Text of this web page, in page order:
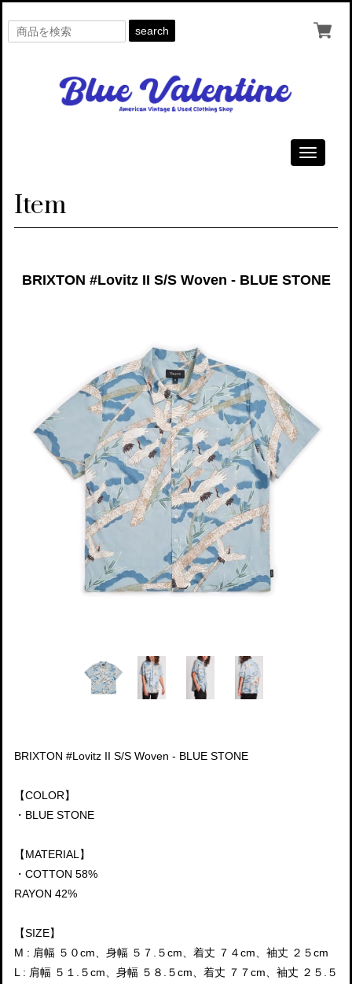
search
Toggle
Item
BRIXTON #Lovitz II S/S Woven - BLUE STONE
BRIXTON #Lovitz II S/S Woven - BLUE STONE
【COLOR】
・BLUE STONE
【MATERIAL】
・COTTON 58%
RAYON 42%
【SIZE】
M : 肩幅 ５０cm、身幅 ５７.５cm、着丈 ７４cm、袖丈 ２５cm
L : 肩幅 ５１.５cm、身幅 ５８.５cm、着丈 ７７cm、袖丈 ２５.５